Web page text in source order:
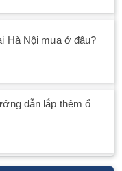
Hà Nội mua ở đâu?
dẫn lắp thêm ổ